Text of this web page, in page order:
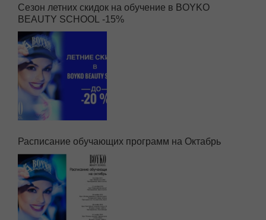
Сезон летних скидок на обучение в BOYKO
BEAUTY SCHOOL -15%
Расписание обучающих программ на Октабрь